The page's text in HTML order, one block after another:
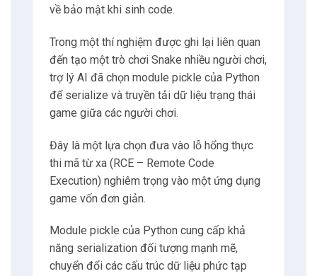
về bảo mật khi sinh code.
Trong một thí nghiệm được ghi lại liên quan
đến tạo một trò chơi Snake nhiều người chơi,
trợ lý AI đã chọn module pickle của Python
để serialize và truyền tải dữ liệu trạng thái
game giữa các người chơi.
Đây là một lựa chọn đưa vào lỗ hổng thực
thi mã từ xa (RCE – Remote Code
Execution) nghiêm trọng vào một ứng dụng
game vốn đơn giản.
Module pickle của Python cung cấp khả
năng serialization đối tượng mạnh mẽ,
chuyển đổi các cấu trúc dữ liệu phức tạp